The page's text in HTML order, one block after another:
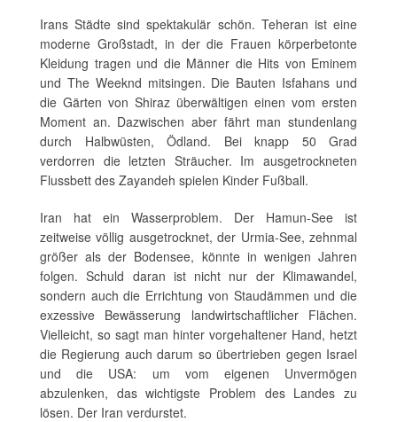
Irans Städte sind spektakulär schön. Teheran ist eine
moderne Großstadt, in der die Frauen körperbetonte
Kleidung tragen und die Männer die Hits von Eminem
und The Weeknd mitsingen. Die Bauten Isfahans und
die Gärten von Shiraz überwältigen einen vom ersten
Moment an. Dazwischen aber fährt man stundenlang
durch Halbwüsten, Ödland. Bei knapp 50 Grad
verdorren die letzten Sträucher. Im ausgetrockneten
Flussbett des Zayandeh spielen Kinder Fußball.
Iran hat ein Wasserproblem. Der Hamun-See ist
zeitweise völlig ausgetrocknet, der Urmia-See, zehnmal
größer als der Bodensee, könnte in wenigen Jahren
folgen. Schuld daran ist nicht nur der Klimawandel,
sondern auch die Errichtung von Staudämmen und die
exzessive Bewässerung landwirtschaftlicher Flächen.
Vielleicht, so sagt man hinter vorgehaltener Hand, hetzt
die Regierung auch darum so übertrieben gegen Israel
und die USA: um vom eigenen Unvermögen
abzulenken, das wichtigste Problem des Landes zu
lösen. Der Iran verdurstet.